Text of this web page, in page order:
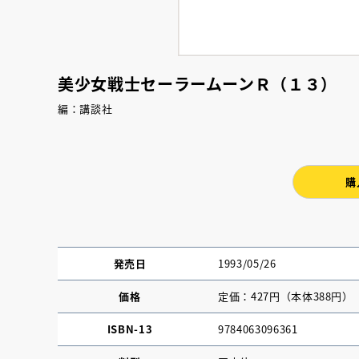
美少女戦士セーラームーンＲ（１３）
編：講談社
発売日 1993/05/26
価格 定価：427円（本体388円）
ISBN-13 9784063096361